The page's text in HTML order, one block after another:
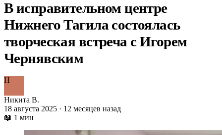
В исправительном центре
Нижнего Тагила состоялась
творческая встреча с Игорем
Чернявским
Н
Никита В.
18 августа 2025 · 12 месяцев назад
📖 1 мин